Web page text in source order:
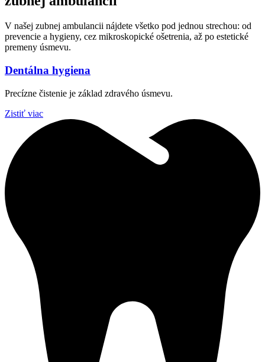
V našej zubnej ambulancii nájdete všetko pod jednou strechou: od
prevencie a hygieny, cez mikroskopické ošetrenia, až po estetické
premeny úsmevu.
Dentálna hygiena
Precízne čistenie je základ zdravého úsmevu.
Zistiť viac